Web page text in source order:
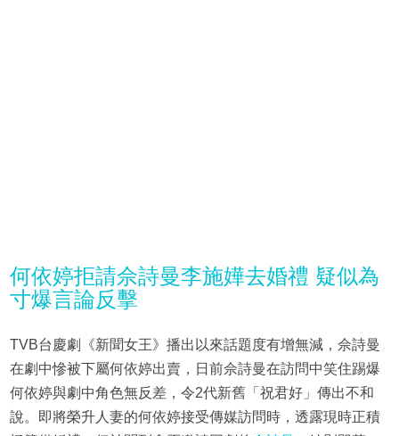
何依婷拒請佘詩曼李施嬅去婚禮 疑似為
寸爆言論反擊
TVB台慶劇《新聞女王》播出以來話題度有增無減，佘詩曼
在劇中慘被下屬何依婷出賣，日前佘詩曼在訪問中笑住踢爆
何依婷與劇中角色無反差，令2代新舊「祝君好」傳出不和
說。即將榮升人妻的何依婷接受傳媒訪問時，透露現時正積